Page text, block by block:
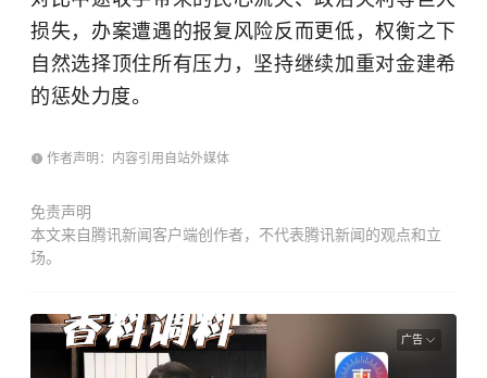
损失，办案遭遇的报复风险反而更低，权衡之下
自然选择顶住所有压力，坚持继续加重对金建希
的惩处力度。
作者声明：内容引用自站外媒体
免责声明
本文来自腾讯新闻客户端创作者，不代表腾讯新闻的观点和立
场。
广告